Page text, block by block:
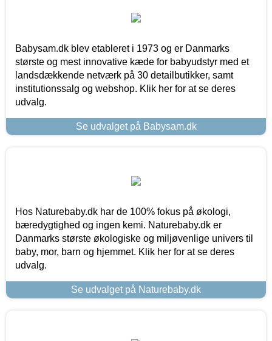
Babysam.dk blev etableret i 1973 og er Danmarks
største og mest innovative kæde for babyudstyr med et
landsdækkende netværk på 30 detailbutikker, samt
institutionssalg og webshop. Klik her for at se deres
udvalg.
Se udvalget på Babysam.dk
Hos Naturebaby.dk har de 100% fokus på økologi,
bæredygtighed og ingen kemi. Naturebaby.dk er
Danmarks største økologiske og miljøvenlige univers til
baby, mor, barn og hjemmet. Klik her for at se deres
udvalg.
Se udvalget på Naturebaby.dk